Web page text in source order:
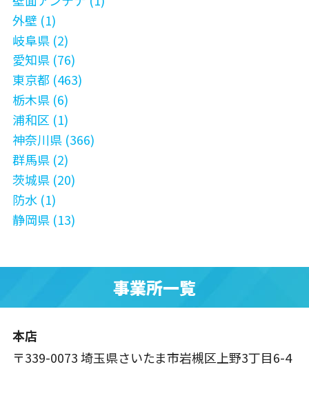
外壁 (1)
岐阜県 (2)
愛知県 (76)
東京都 (463)
栃木県 (6)
浦和区 (1)
神奈川県 (366)
群馬県 (2)
茨城県 (20)
防水 (1)
静岡県 (13)
事業所一覧
本店
〒339-0073 埼玉県さいたま市岩槻区上野3丁目6-4